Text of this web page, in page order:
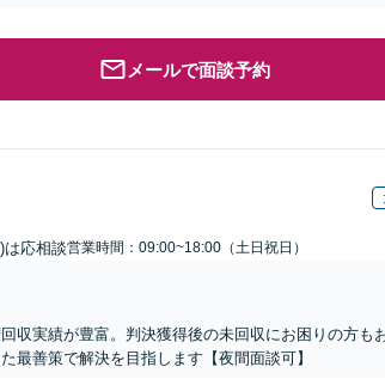
メールで面談予約
は応相談営業時間：09:00~18:00（土日祝日）
収実績が豊富。判決獲得後の未回収にお困りの方も
最善策で解決を目指します【夜間面談可】